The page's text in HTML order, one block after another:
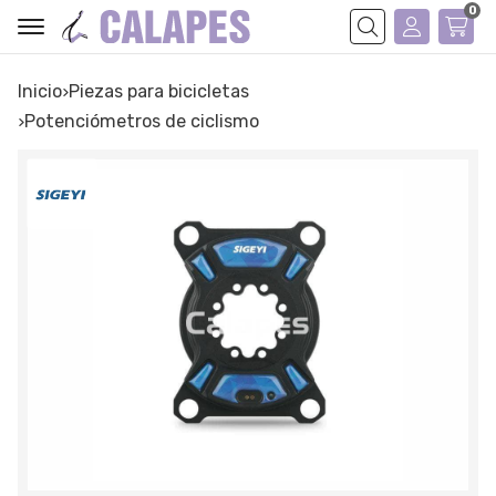
Buscar
0
Inicio
piezas para bicicletas
potenciómetros de ciclismo